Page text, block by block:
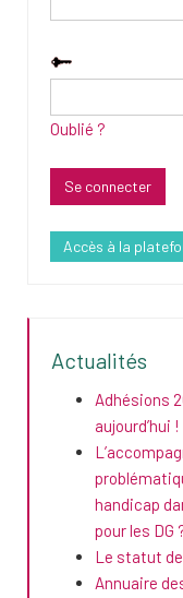
Oublié ?
Accès à la
Actualités
Adhésions
aujourd’hui !
handicap
pour les DG
Le statut de
Annuaire